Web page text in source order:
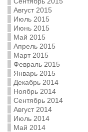
Август 2015
Июль 2015
Июнь 2015
Май 2015
Апрель 2015
Март 2015
Февраль 2015
Январь 2015
Декабрь 2014
Ноябрь 2014
Сентябрь 2014
Август 2014
Июль 2014
Май 2014